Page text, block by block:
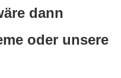
dann
oder unsere